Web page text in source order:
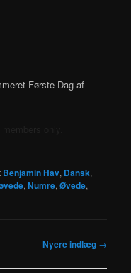
Første Dag af
Benjamin Hav, Dansk,
,Numre,Øvede,
Nyere indlæg →